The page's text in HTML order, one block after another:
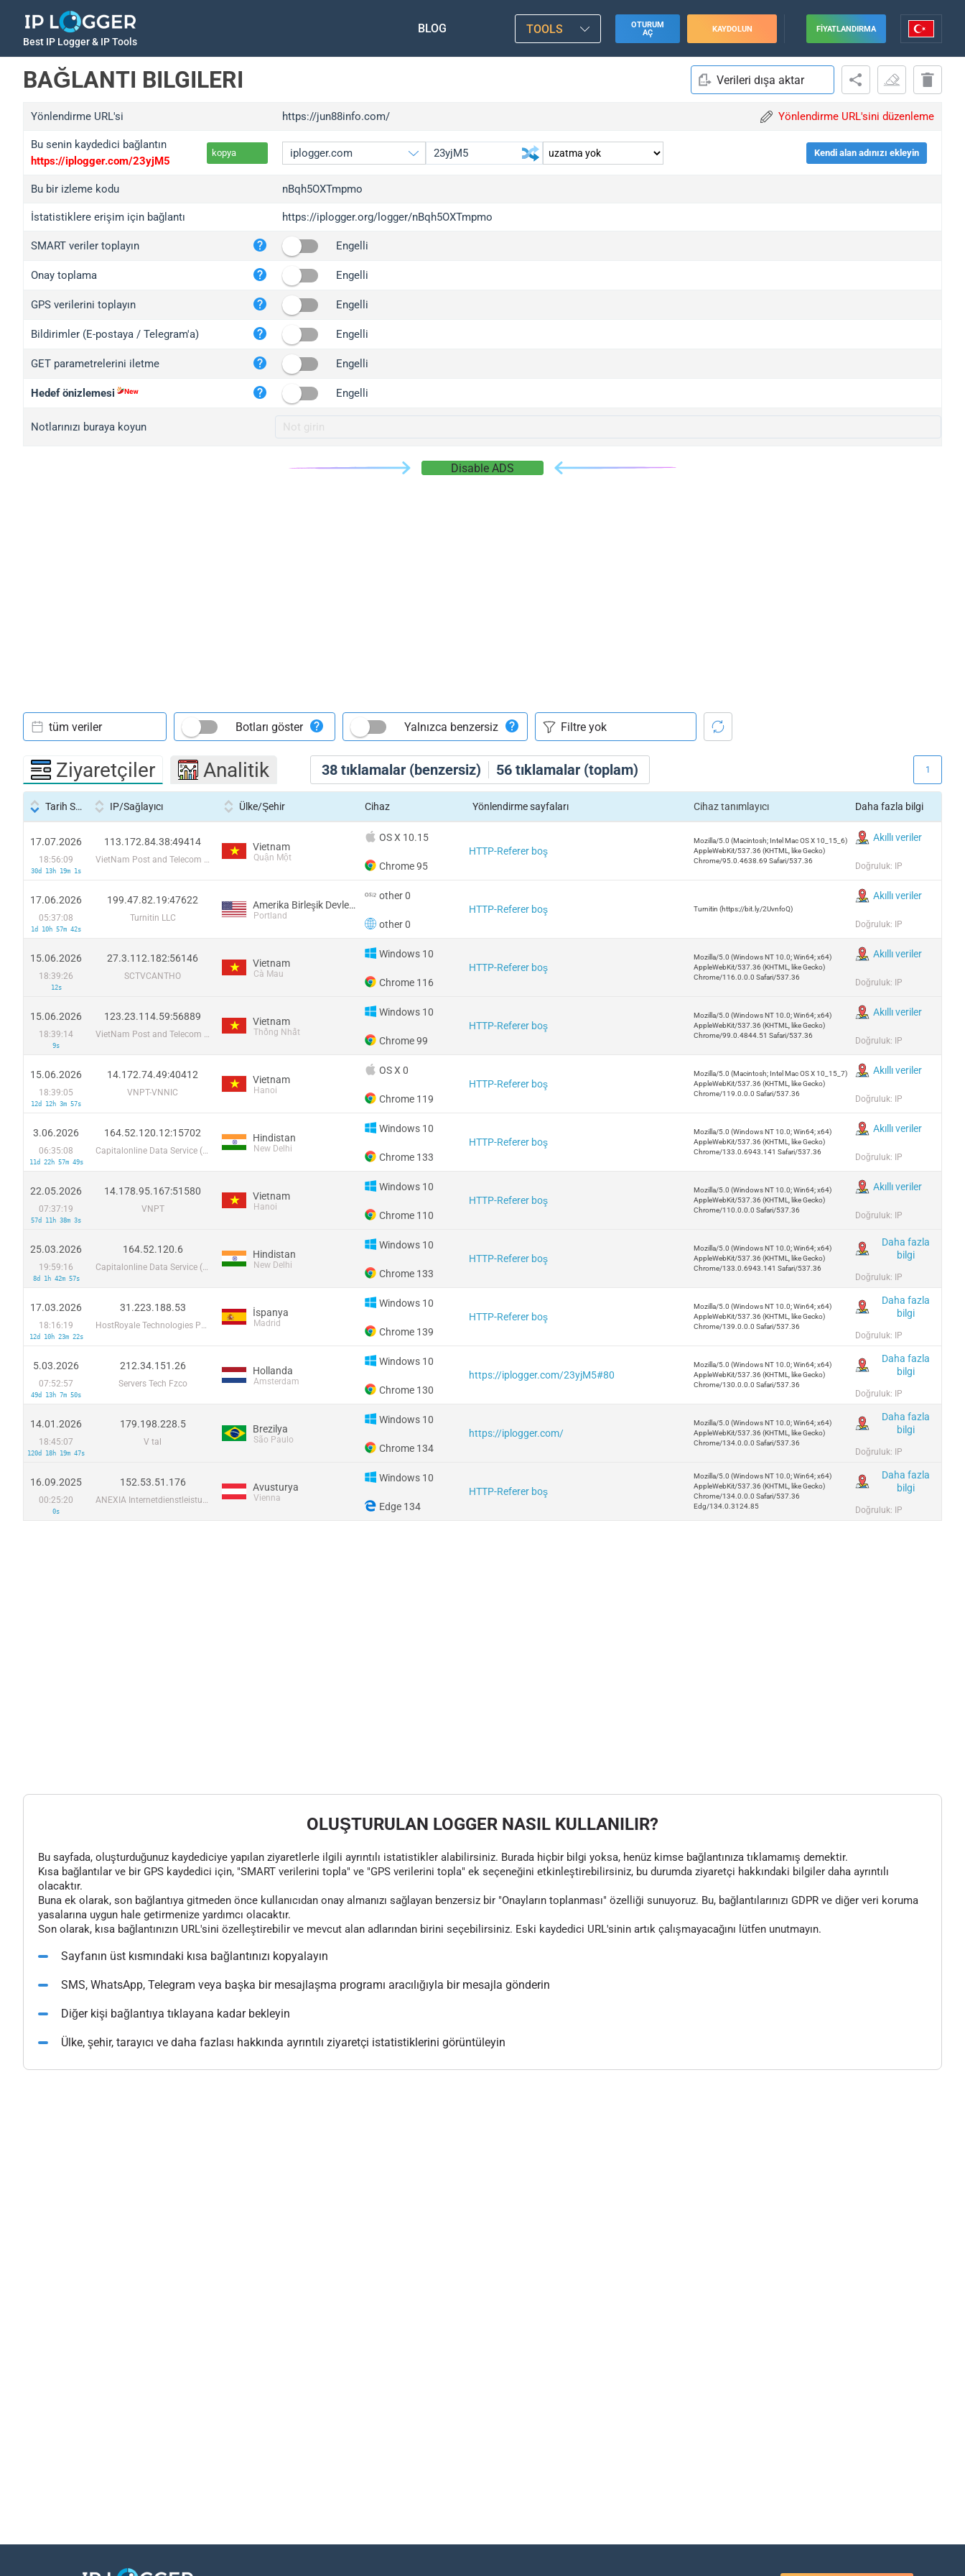
Best IP Logger & IP Tools
BLOG TOOLS
OTURUM
AÇ
KAYDOLUN FIYATLANDIRMA
BAĞLANTI BILGILERI Verileri dışa aktar
Yönlendirme URL'si https://jun88info.com/ Yönlendirme URL'sini düzenleme
Bu senin kaydedici bağlantın
https://iplogger.com/23yjM5
kopya
iplogger.org
wl.gl
ed.tc
iplogger.com
iplogger.co
2no.co
yip.su
iplogger.info
Kendi alan adınızı ekleyin
Bu bir izleme kodu nBqh5OXTmpmo
İstatistiklere erişim için bağlantı https://iplogger.org/logger/nBqh5OXTmpmo
SMART veriler toplayın Engelli
Onay toplama Engelli
GPS verilerini toplayın Engelli
Bildirimler (E-postaya / Telegram'a) Engelli
GET parametrelerini iletme Engelli
Hedef önizlemesi Engelli
Notlarınızı buraya koyun
Disable ADS
38 tıklamalar (benzersiz) 56 tıklamalar (toplam)
tüm veriler Botları göster Yalnızca benzersiz
Ziyaretçiler Analitik 1
Tarih Saati IP/Sağlayıcı Ülke/Şehir Cihaz Yönlendirme sayfaları Cihaz tanımlayıcı Daha fazla bilgi
17.07.2026
18:56:09
30d 13h 19m 1s
113.172.84.38:49414
VietNam Post and Telecom Corporation
Vietnam
Quận Một
OS X 10.15
Chrome 95
HTTP-Referer boş
Mozilla/5.0 (Macintosh; Intel Mac OS X 10_15_6)
AppleWebKit/537.36 (KHTML, like Gecko)
Chrome/95.0.4638.69 Safari/537.36
Akıllı veriler
Doğruluk: IP
17.06.2026
05:37:08
1d 10h 57m 42s
199.47.82.19:47622
Turnitin LLC
Amerika Birleşik Devletleri
Portland
other 0
other 0
HTTP-Referer boş Turnitin (https://bit.ly/2UvnfoQ)
Akıllı veriler
Doğruluk: IP
15.06.2026
18:39:26
12s
27.3.112.182:56146
SCTVCANTHO
Vietnam
Cà Mau
Windows 10
Chrome 116
HTTP-Referer boş
Mozilla/5.0 (Windows NT 10.0; Win64; x64)
AppleWebKit/537.36 (KHTML, like Gecko)
Chrome/116.0.0.0 Safari/537.36
Akıllı veriler
Doğruluk: IP
15.06.2026
18:39:14
9s
123.23.114.59:56889
VietNam Post and Telecom Corporation
Vietnam
Thống Nhất
Windows 10
Chrome 99
HTTP-Referer boş
Mozilla/5.0 (Windows NT 10.0; Win64; x64)
AppleWebKit/537.36 (KHTML, like Gecko)
Chrome/99.0.4844.51 Safari/537.36
Akıllı veriler
Doğruluk: IP
15.06.2026
18:39:05
12d 12h 3m 57s
14.172.74.49:40412
VNPT-VNNIC
Vietnam
Hanoi
OS X 0
Chrome 119
HTTP-Referer boş
Mozilla/5.0 (Macintosh; Intel Mac OS X 10_15_7)
AppleWebKit/537.36 (KHTML, like Gecko)
Chrome/119.0.0.0 Safari/537.36
Akıllı veriler
Doğruluk: IP
3.06.2026
06:35:08
11d 22h 57m 49s
164.52.120.12:15702
Capitalonline Data Service (HK) Co
Hindistan
New Delhi
Windows 10
Chrome 133
HTTP-Referer boş
Mozilla/5.0 (Windows NT 10.0; Win64; x64)
AppleWebKit/537.36 (KHTML, like Gecko)
Chrome/133.0.6943.141 Safari/537.36
Akıllı veriler
Doğruluk: IP
22.05.2026
07:37:19
57d 11h 38m 3s
14.178.95.167:51580
VNPT
Vietnam
Hanoi
Windows 10
Chrome 110
HTTP-Referer boş
Mozilla/5.0 (Windows NT 10.0; Win64; x64)
AppleWebKit/537.36 (KHTML, like Gecko)
Chrome/110.0.0.0 Safari/537.36
Akıllı veriler
Doğruluk: IP
25.03.2026
19:59:16
8d 1h 42m 57s
164.52.120.6
Capitalonline Data Service (HK) Co
Hindistan
New Delhi
Windows 10
Chrome 133
HTTP-Referer boş
Mozilla/5.0 (Windows NT 10.0; Win64; x64)
AppleWebKit/537.36 (KHTML, like Gecko)
Chrome/133.0.6943.141 Safari/537.36
Daha fazla
bilgi
Doğruluk: IP
17.03.2026
18:16:19
12d 10h 23m 22s
31.223.188.53
HostRoyale Technologies Pvt Ltd
İspanya
Madrid
Windows 10
Chrome 139
HTTP-Referer boş
Mozilla/5.0 (Windows NT 10.0; Win64; x64)
AppleWebKit/537.36 (KHTML, like Gecko)
Chrome/139.0.0.0 Safari/537.36
Daha fazla
bilgi
Doğruluk: IP
5.03.2026
07:52:57
49d 13h 7m 50s
212.34.151.26
Servers Tech Fzco
Hollanda
Amsterdam
Windows 10
Chrome 130
https://iplogger.com/23yjM5#80
Mozilla/5.0 (Windows NT 10.0; Win64; x64)
AppleWebKit/537.36 (KHTML, like Gecko)
Chrome/130.0.0.0 Safari/537.36
Daha fazla
bilgi
Doğruluk: IP
14.01.2026
18:45:07
120d 18h 19m 47s
179.198.228.5
V tal
Brezilya
São Paulo
Windows 10
Chrome 134
https://iplogger.com/
Mozilla/5.0 (Windows NT 10.0; Win64; x64)
AppleWebKit/537.36 (KHTML, like Gecko)
Chrome/134.0.0.0 Safari/537.36
Daha fazla
bilgi
Doğruluk: IP
16.09.2025
00:25:20
0s
152.53.51.176
ANEXIA Internetdienstleistungs GmbH
Avusturya
Vienna
Windows 10
Edge 134
HTTP-Referer boş
Mozilla/5.0 (Windows NT 10.0; Win64; x64)
AppleWebKit/537.36 (KHTML, like Gecko)
Chrome/134.0.0.0 Safari/537.36
Edg/134.0.3124.85
Daha fazla
bilgi
Doğruluk: IP
OLUŞTURULAN LOGGER NASIL KULLANILIR?
Bu sayfada, oluşturduğunuz kaydediciye yapılan ziyaretlerle ilgili ayrıntılı istatistikler alabilirsiniz. Burada hiçbir bilgi yoksa, henüz kimse bağlantınıza tıklamamış demektir.
Kısa bağlantılar ve bir GPS kaydedici için, "SMART verilerini topla" ve "GPS verilerini topla" ek seçeneğini etkinleştirebilirsiniz, bu durumda ziyaretçi hakkındaki bilgiler daha ayrıntılı
olacaktır.
Buna ek olarak, son bağlantıya gitmeden önce kullanıcıdan onay almanızı sağlayan benzersiz bir "Onayların toplanması" özelliği sunuyoruz. Bu, bağlantılarınızı GDPR ve diğer veri koruma
yasalarına uygun hale getirmenize yardımcı olacaktır.
Son olarak, kısa bağlantınızın URL'sini özelleştirebilir ve mevcut alan adlarından birini seçebilirsiniz. Eski kaydedici URL'sinin artık çalışmayacağını lütfen unutmayın.
Sayfanın üst kısmındaki kısa bağlantınızı kopyalayın
SMS, WhatsApp, Telegram veya başka bir mesajlaşma programı aracılığıyla bir mesajla gönderin
Diğer kişi bağlantıya tıklayana kadar bekleyin
Ülke, şehir, tarayıcı ve daha fazlası hakkında ayrıntılı ziyaretçi istatistiklerini görüntüleyin